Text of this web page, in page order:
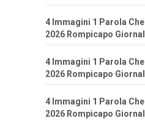
4 Immagini 1 Parola
2026 Rompicapo
4 Immagini 1 Parola
2026 Rompicapo
4 Immagini 1 Parola
2026 Rompicapo